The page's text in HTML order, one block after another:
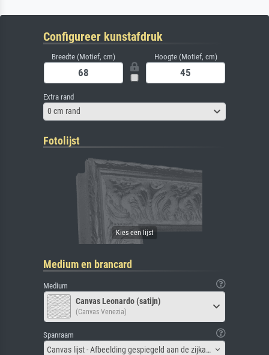
Configureer kunstafdruk
Breedte (Motief, cm) Hoogte (Motief, cm)
Extra rand
0 cm rand
Fotolijst
Medium en brancard
Medium
Canvas Leonardo (satijn)
(Canvas Venezia)
Spanraam
Canvas lijst - Afbeelding gespiegeld aan de zijkant